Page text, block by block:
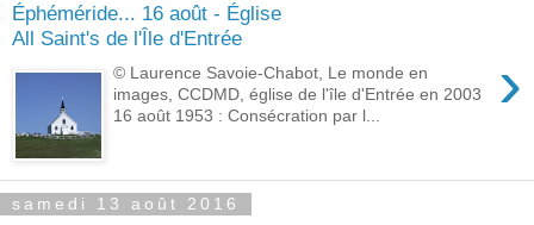
Éphéméride... 16 août - Église
All Saint's de l'Île d'Entrée
›
© Laurence Savoie-Chabot, Le monde en
images, CCDMD, église de l'île d'Entrée en 2003
16 août 1953 : Consécration par l...
samedi 13 août 2016